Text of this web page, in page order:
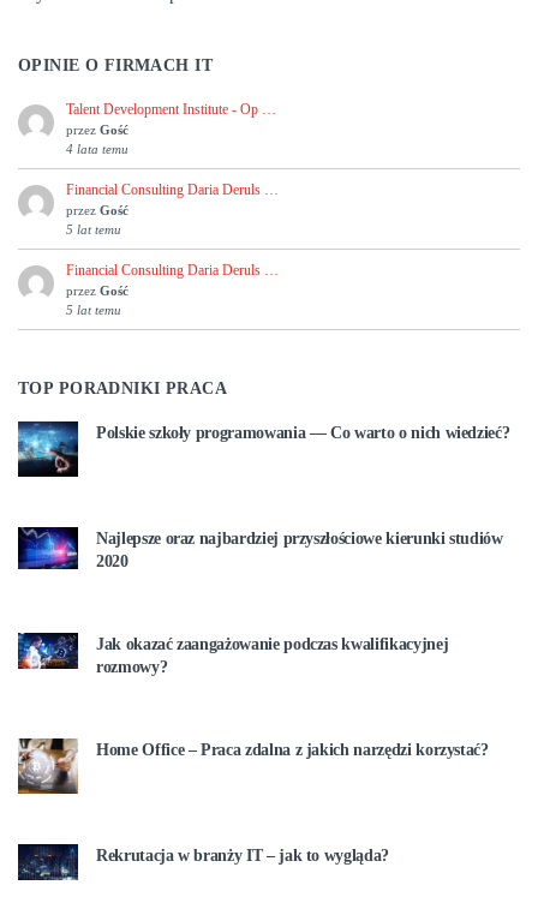
OPINIE O FIRMACH IT
Talent Development Institute - Op …
przez Gość
4 lata temu
Financial Consulting Daria Deruls …
przez Gość
5 lat temu
Financial Consulting Daria Deruls …
przez Gość
5 lat temu
TOP PORADNIKI PRACA
Polskie szkoły programowania — Co warto o nich wiedzieć?
Najlepsze oraz najbardziej przyszłościowe kierunki studiów
2020
Jak okazać zaangażowanie podczas kwalifikacyjnej
rozmowy?
Home Office – Praca zdalna z jakich narzędzi korzystać?
Rekrutacja w branży IT – jak to wygląda?